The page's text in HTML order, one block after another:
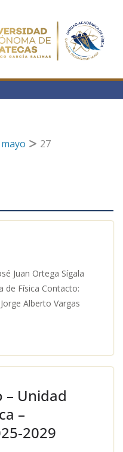
mayo 27
Juan Ortega Sígala
de Física Contacto:
Alberto Vargas
– Unidad
–
2029